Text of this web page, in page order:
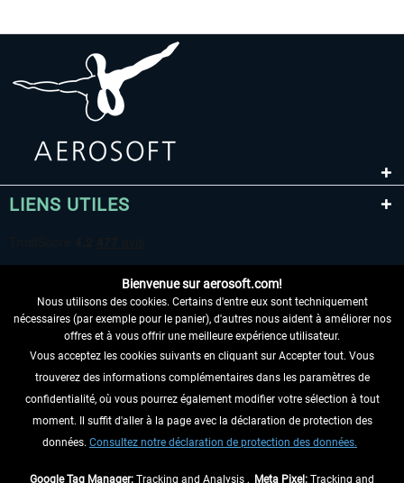
LIENS UTILES
RENONCER AU CONTRAT ICI
INFORMATIONS
NE MANQUEZ PAS LES DERNIÈRES
Bienvenue sur aerosoft.com!
Nous utilisons des cookies. Certains d'entre eux sont techniquement
nécessaires (par exemple pour le panier), d'autres nous aident à améliorer nos
offres et à vous offrir une meilleure expérience utilisateur.
Vous acceptez les cookies suivants en cliquant sur Accepter tout. Vous
trouverez des informations complémentaires dans les paramètres de
confidentialité, où vous pourrez également modifier votre sélection à tout
moment. Il suffit d'aller à la page avec la déclaration de protection des
données. Consultez notre déclaration de protection des données.
Google Tag Manager: Tracking and Analysis , Meta Pixel: Tracking and